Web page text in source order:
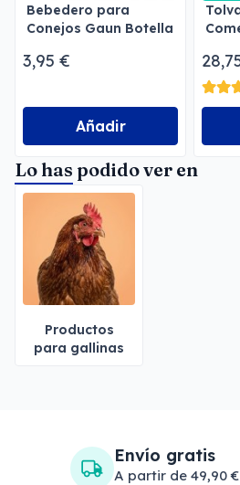
Bebedero para
Conejos Gaun Botella
3,95 €
Añadir
Lo has podido ver en
Productos
para gallinas
Envío gratis
A partir de 49,90 €